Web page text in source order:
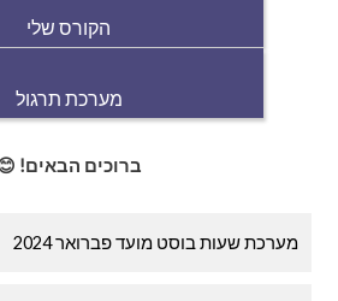
הקורס שלי
מערכת תרגול
ברוכים הבאים!
מערכת שעות בוסט מועד פברואר 2024